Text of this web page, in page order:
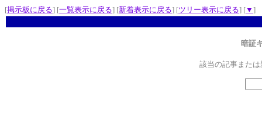
[掲示板に戻る] [一覧表示に戻る] [新着表示に戻る] [ツリー表示に戻る] [▼ ]
暗証
該当の記事また